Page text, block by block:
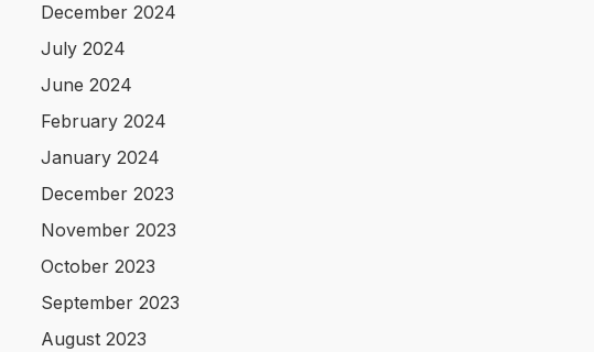
December 2024
July 2024
June 2024
February 2024
January 2024
December 2023
November 2023
October 2023
September 2023
August 2023